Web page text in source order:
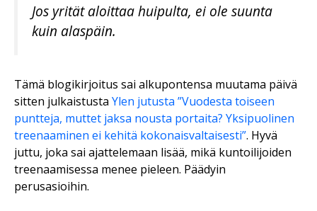
Jos yrität aloittaa huipulta, ei ole suunta
kuin alaspäin.
Tämä blogikirjoitus sai alkupontensa muutama päivä
sitten julkaistusta Ylen jutusta ”Vuodesta toiseen
puntteja, muttet jaksa nousta portaita? Yksipuolinen
treenaaminen ei kehitä kokonaisvaltaisesti”. Hyvä
juttu, joka sai ajattelemaan lisää, mikä kuntoilijoiden
treenaamisessa menee pieleen. Päädyin
perusasioihin.